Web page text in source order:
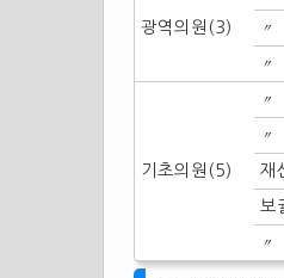
광역의원(3) 〃
〃
기초의원(5)
〃
〃
재
보
〃